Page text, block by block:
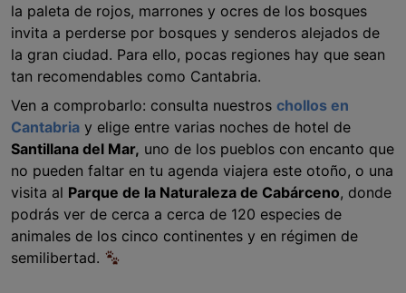
la paleta de rojos, marrones y ocres de los bosques
invita a perderse por bosques y senderos alejados de
la gran ciudad. Para ello, pocas regiones hay que sean
tan recomendables como Cantabria.
Ven a comprobarlo: consulta nuestros chollos en
Cantabria y elige entre varias noches de hotel de
Santillana del Mar, uno de los pueblos con encanto que
no pueden faltar en tu agenda viajera este otoño, o una
visita al Parque de la Naturaleza de Cabárceno, donde
podrás ver de cerca a cerca de 120 especies de
animales de los cinco continentes y en régimen de
semilibertad.